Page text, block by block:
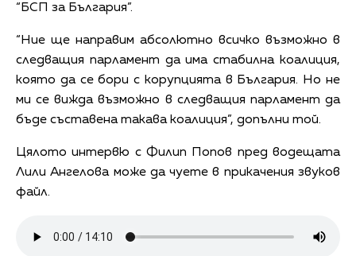
“БСП за България”.
“Ние ще направим абсолютно всичко възможно в
следващия парламент да има стабилна коалиция,
която да се бори с корупцията в България. Но не
ми се вижда възможно в следващия парламент да
бъде съставена такава коалиция”, допълни той.
Цялото интервю с Филип Попов пред водещата
Лили Ангелова може да чуете в прикачения звуков
файл.